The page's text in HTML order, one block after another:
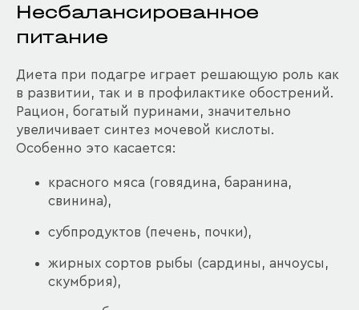
Несбалансированное
питание
Диета при подагре играет решающую роль как
в развитии, так и в профилактике обострений.
Рацион, богатый пуринами, значительно
увеличивает синтез мочевой кислоты.
Особенно это касается:
красного мяса (говядина, баранина,
свинина),
субпродуктов (печень, почки),
жирных сортов рыбы (сардины, анчоусы,
скумбрия),